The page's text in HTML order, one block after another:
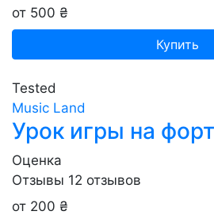
от 500 ₴
Купить
Tested
Music Land
Урок игры на
Оценка
Отзывы 12 отзывов
от 200 ₴